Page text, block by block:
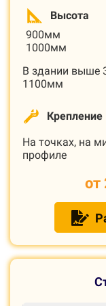
Высота
900мм
1000мм
В здании выше
1100мм
Крепление
На точках, на
профиле
от
С